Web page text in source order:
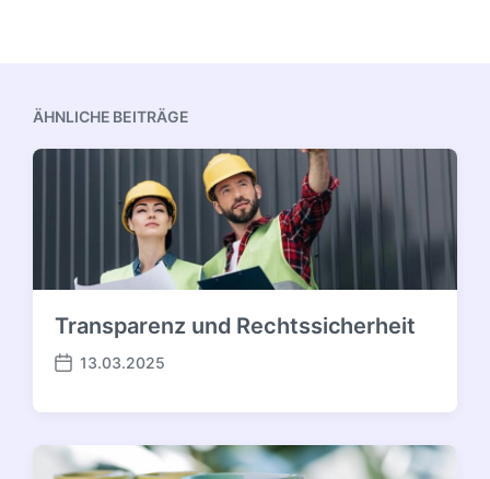
ÄHNLICHE BEITRÄGE
Transparenz und Rechtssicherheit
Veröffentlichungsdatum
13.03.2025